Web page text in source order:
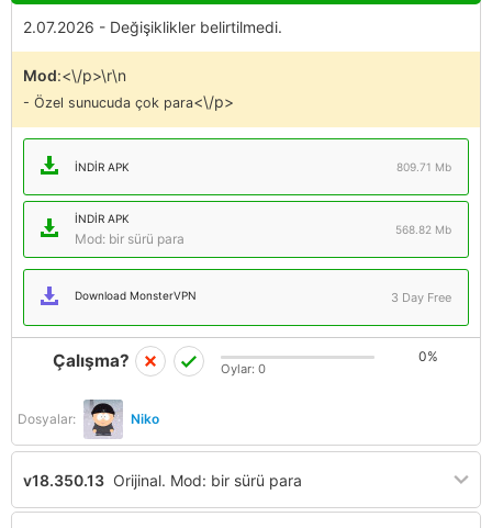
2.07.2026 - Değişiklikler belirtilmedi.
Mod:<\/p>\r\n
- Özel sunucuda çok para<\/p>
İNDIR APK 809.71 Mb
İNDIR APK
Mod: bir sürü para
568.82 Mb
Download MonsterVPN 3 Day Free
Dosyalar: Niko
Çalışma? 0%
Oylar: 0
v18.350.13 Orijinal. Mod: bir sürü para